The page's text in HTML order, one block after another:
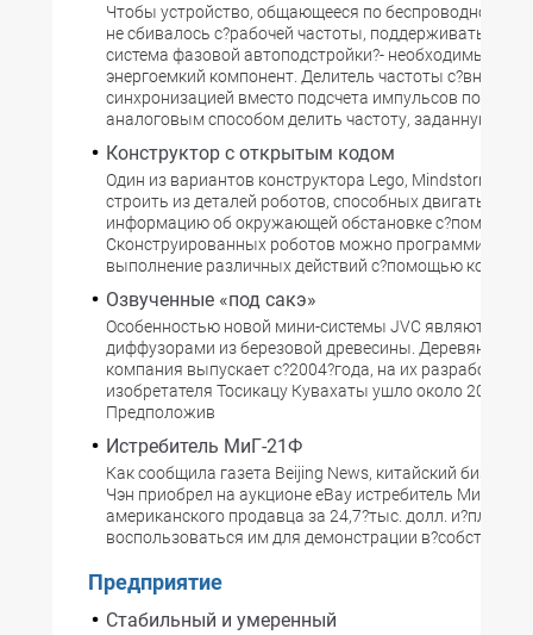
Чтобы устройство, общающееся по беспроводному
не сбивалось с?рабочей частоты, поддерживать ее
система фазовой автоподстройки?- необходимый, но
энергоемкий компонент. Делитель частоты с?внешней
синхронизацией вместо подсчета импульсов
аналоговым способом делить частоту, заданную
Конструктор с открытым кодом
Один из вариантов конструктора Lego, Mindstorms,
строить из деталей роботов, способных двигаться
информацию об окружающей обстановке с?помощью
Сконструированных роботов можно
выполнение различных действий с?помощью
Озвученные «под сакэ»
Особенностью новой мини-системы JVC являются
диффузорами из березовой древесины. Деревянные
компания выпускает с?2004?года, на их разработку у?
изобретателя Тосикацу Кувахаты ушло около 20?лет.
Предположив
Истребитель МиГ-21Ф
Как сообщила газета Beijing News, китайский
Чэн приобрел на аукционе eBay истребитель МиГ-21Ф
американского продавца за 24,7?тыс. долл.
воспользоваться им для демонстрации
Предприятие
Стабильный и умеренный